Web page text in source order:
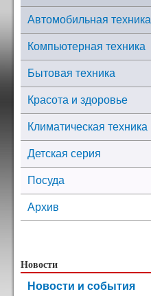
Автомобильная техника
Компьютерная техника
Бытовая техника
Красота и здоровье
Климатическая техника
Детская серия
Посуда
Архив
Новости
Новости и события